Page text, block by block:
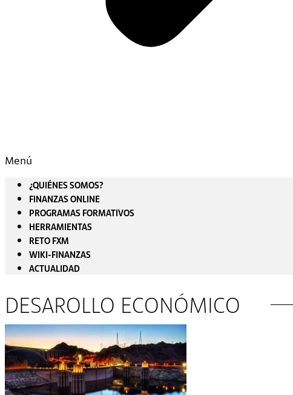
Menú
¿QUIÉNES SOMOS?
FINANZAS ONLINE
PROGRAMAS FORMATIVOS
HERRAMIENTAS
RETO FXM
WIKI-FINANZAS
ACTUALIDAD
DESAROLLO ECONÓMICO